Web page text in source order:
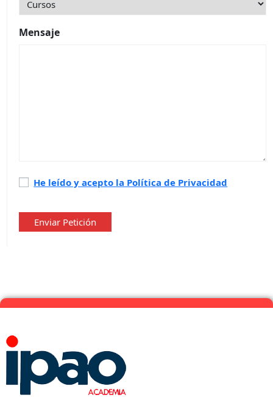
Mensaje
Política
privacidad*
He leído y acepto la Política de Privacidad
Enviar Petición